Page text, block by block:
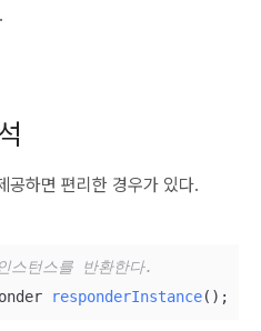
공하면 편리한 경우가 있다.
턴스를 반환한다.
responderInstance( ) ;